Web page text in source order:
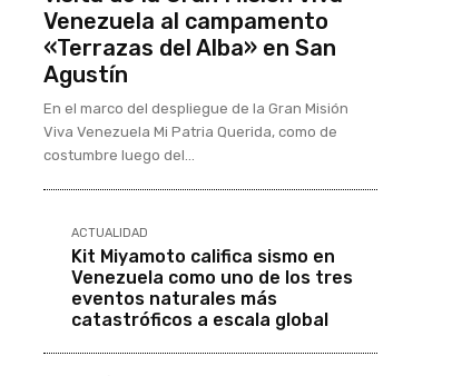
Venezuela al campamento
«Terrazas del Alba» en San
Agustín
En el marco del despliegue de la Gran Misión
Viva Venezuela Mi Patria Querida, como de
costumbre luego del...
ACTUALIDAD
Kit Miyamoto califica sismo en
Venezuela como uno de los tres
eventos naturales más
catastróficos a escala global